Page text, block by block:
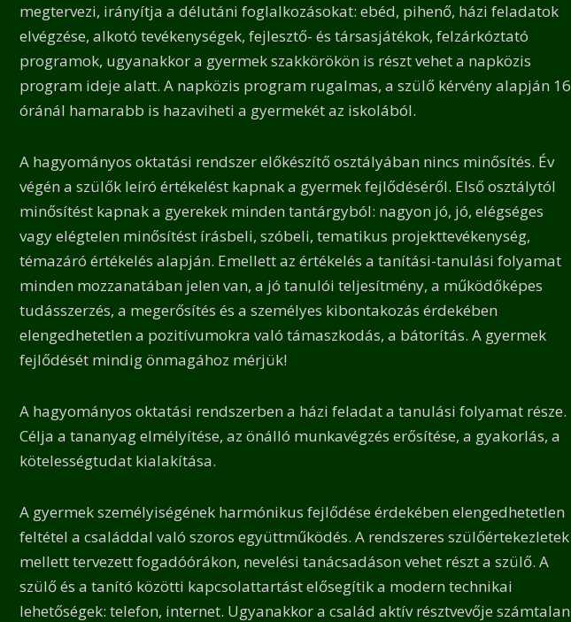
megtervezi, irányítja a délutáni foglalkozásokat: ebéd, pihenő, házi feladatok
elvégzése, alkotó tevékenységek, fejlesztő- és társasjátékok, felzárkóztató
programok, ugyanakkor a gyermek szakkörökön is részt vehet a napközis
program ideje alatt. A napközis program rugalmas, a szülő kérvény alapján 16
óránál hamarabb is hazaviheti a gyermekét az iskolából.
A hagyományos oktatási rendszer előkészítő osztályában nincs minősítés. Év
végén a szülők leíró értékelést kapnak a gyermek fejlődéséről. Első osztálytól
minősítést kapnak a gyerekek minden tantárgyból: nagyon jó, jó, elégséges
vagy elégtelen minősítést írásbeli, szóbeli, tematikus projekttevékenység,
témazáró értékelés alapján. Emellett az értékelés a tanítási-tanulási folyamat
minden mozzanatában jelen van, a jó tanulói teljesítmény, a működőképes
tudásszerzés, a megerősítés és a személyes kibontakozás érdekében
elengedhetetlen a pozitívumokra való támaszkodás, a bátorítás. A gyermek
fejlődését mindig önmagához mérjük!
A hagyományos oktatási rendszerben a házi feladat a tanulási folyamat része.
Célja a tananyag elmélyítése, az önálló munkavégzés erősítése, a gyakorlás, a
kötelességtudat kialakítása.
A gyermek személyiségének harmónikus fejlődése érdekében elengedhetetlen
feltétel a családdal való szoros együttműködés. A rendszeres szülőértekezletek
mellett tervezett fogadóórákon, nevelési tanácsadáson vehet részt a szülő. A
szülő és a tanító közötti kapcsolattartást elősegítik a modern technikai
lehetőségek: telefon, internet. Ugyanakkor a család aktív résztvevője számtalan